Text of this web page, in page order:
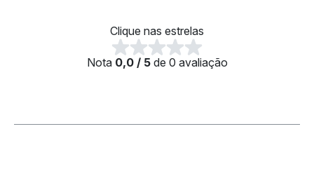
Clique nas estrelas
Nota 0,0 / 5de 0 avaliação